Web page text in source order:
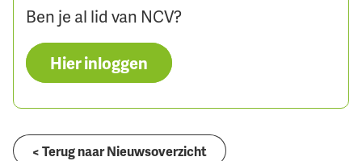
Ben je al lid van NCV?
Hier inloggen
< Terug naar Nieuwsoverzicht